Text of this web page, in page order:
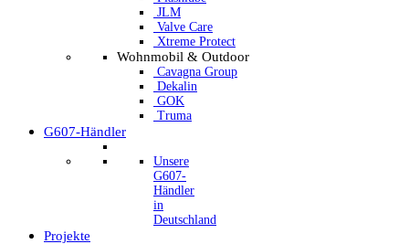
JLM
Valve Care
Xtreme Protect
Wohnmobil & Outdoor
Cavagna Group
Dekalin
GOK
Truma
G607-Händler
Unsere
G607-
Händler
in
Deutschland
Projekte